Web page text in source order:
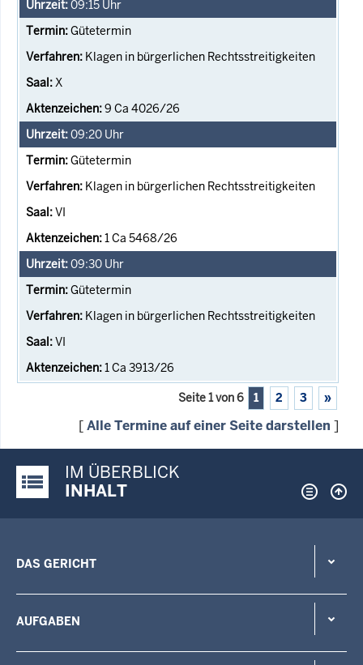
09:15 Uhr
Gütetermin
Klagen in bürgerlichen Rechtsstreitigkeiten
X
9 Ca 4026/26
09:20 Uhr
Gütetermin
Klagen in bürgerlichen Rechtsstreitigkeiten
VI
1 Ca 5468/26
09:30 Uhr
Gütetermin
Klagen in bürgerlichen Rechtsstreitigkeiten
VI
1 Ca 3913/26
Seite 1 von 6 1 2 3 »
[Alle Termine auf einer Seite darstellen ]
Justiz-Portal im Überblick:
IM ÜBERBLICK
INHALT
DAS GERICHT
AUFGABEN